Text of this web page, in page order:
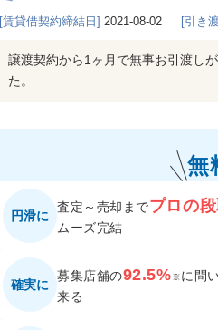
[賃貸借契約締結日] 2021-08-02 [引き
譲渡契約から1ヶ月で無事お引渡し
た。
無
円滑に
査定～売却までプロの
ムーズ完結
確実に
募集店舗の92.5%※に 問
来る